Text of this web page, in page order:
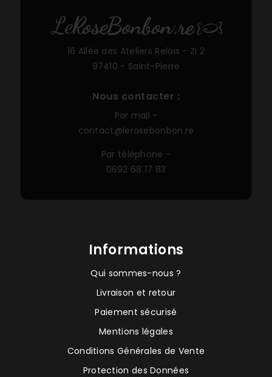
16 Allée des Ateliers Relais - ZI 2
97410 - Saint-Pierre
Nous contacter :
Par mail -
contact@lerosebonbon.re
Par téléphone -
0692 68 17 83
Informations
Qui sommes-nous ?
Livraison et retour
Paiement sécurisé
Mentions légales
Conditions Générales de Vente
Protection des Données